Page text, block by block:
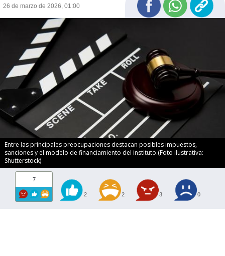
26 de marzo de 2026, 01:00
Entre las principales preocupaciones destacan posibles impuestos,
sanciones y el modelo de financiamiento del instituto.(Foto ilustrativa:
Shutterstock)
7
2 2 3 0